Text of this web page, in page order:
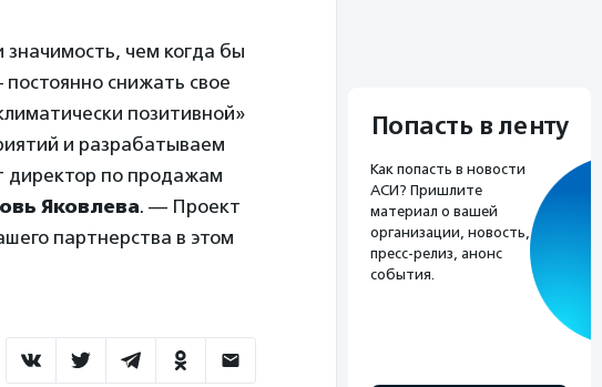
чем когда бы
снижать свое
позитивной»
и разрабатываем
по продажам
Яковлева. — Проект
партнерства в этом
Попасть в ленту
Как попасть в новости
АСИ? Пришлите
материал о вашей
организации, новость,
пресс-релиз, анонс
события.